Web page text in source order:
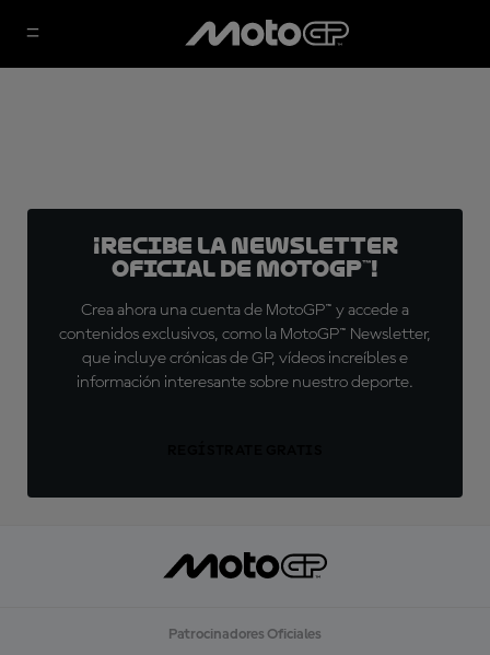
¡Recibe la Newsletter
oficial de MotoGP™!
Crea ahora una cuenta de MotoGP™ y accede a
contenidos exclusivos, como la MotoGP™ Newsletter,
que incluye crónicas de GP, vídeos increíbles e
información interesante sobre nuestro deporte.
Patrocinadores Oficiales